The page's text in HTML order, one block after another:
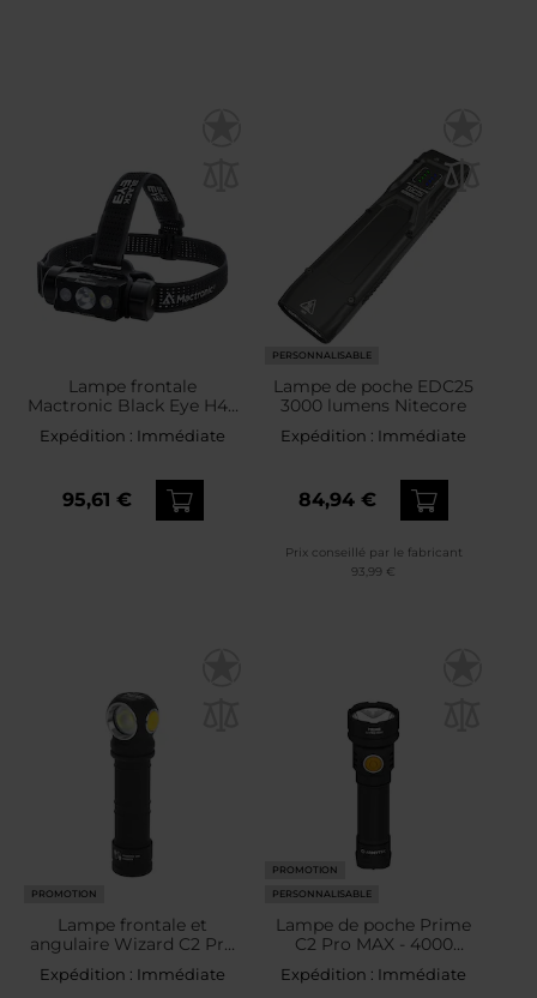
Lampe frontale
Mactronic Black Eye H40
- 4000 lumens
Expédition : Immédiate
95,61 €
PERSONNALISABLE
Lampe de poche EDC25
3000 lumens Nitecore
Expédition : Immédiate
84,94 €
Prix conseillé par le fabricant
93,99 €
PROMOTION
Lampe frontale et
angulaire Wizard C2 Pro
MAX CW PCB Armytek -
4000 lumens
Expédition : Immédiate
PROMOTION
PERSONNALISABLE
Lampe de poche Prime
C2 Pro MAX - 4000
lumens Armytek - White
Expédition : Immédiate